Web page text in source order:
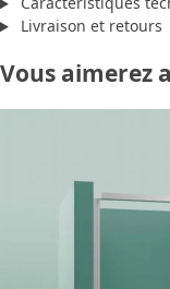
Livraison et retours
Vous aimerez